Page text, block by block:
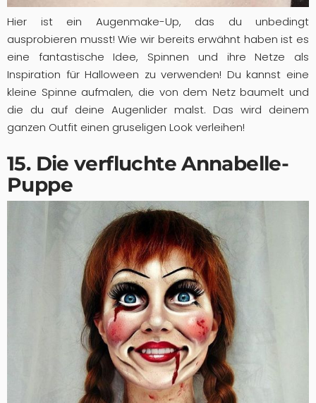
Hier ist ein Augenmake-Up, das du unbedingt
ausprobieren musst! Wie wir bereits erwähnt haben ist es
eine fantastische Idee, Spinnen und ihre Netze als
Inspiration für Halloween zu verwenden! Du kannst eine
kleine Spinne aufmalen, die von dem Netz baumelt und
die du auf deine Augenlider malst. Das wird deinem
ganzen Outfit einen gruseligen Look verleihen!
15. Die verfluchte Annabelle-
Puppe